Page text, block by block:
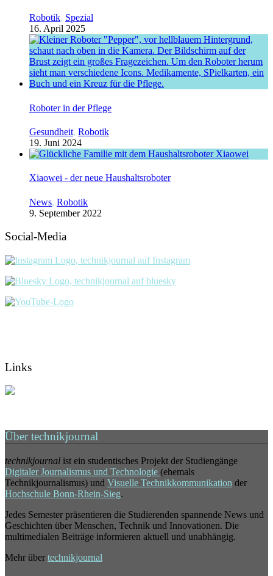
Robotik, Spezial
16. April 2025
Roboter in der Pflege
Gesundheit, Robotik
19. Juni 2024
Xiaowei - der neue Haushaltsroboter
News, Robotik
9. September 2022
Social-Media
Links
Über technikjournal
technikjournal ist ein studentisches Projekt der Studiengänge
Digitaler Journalismus und Technologie (ehemals
Technikjournalismus) und Visuelle Technikkommunikation der
Hochschule Bonn-Rhein-Sieg.
Jedes Semester präsentieren die Studierenden spannende News und
Geschichten über Menschen, Technik und Innovationen. Die
multimedialen Beiträge informieren aktuell und unabhängig.
Mehr über technikjournal